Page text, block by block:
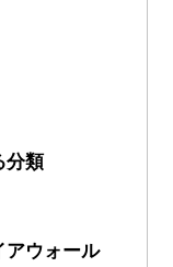
分類
アウォール